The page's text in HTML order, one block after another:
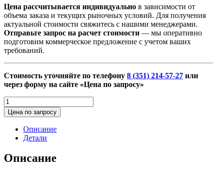
Цена рассчитывается индивидуально в зависимости от
объема заказа и текущих рыночных условий. Для получения
актуальной стоимости свяжитесь с нашими менеджерами.
Отправьте запрос на расчет стоимости — мы оперативно
подготовим коммерческое предложение с учетом ваших
требований.
Стоимость уточняйте по телефону 8 (351) 214-57-27 или
через форму на сайте «Цена по запросу»
Количество
товара
13Х11Н2В2МФ-
(ЭИ961-
ф62мм
ТУ14-
Цена по запросу
Описание
Детали
Описание